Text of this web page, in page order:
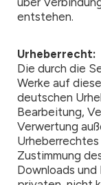
entstehen.
Urheberrecht:
Die durch die
Werke auf
deutschen
Bearbeitung,
Verwertung
Zustimmung
Downloads